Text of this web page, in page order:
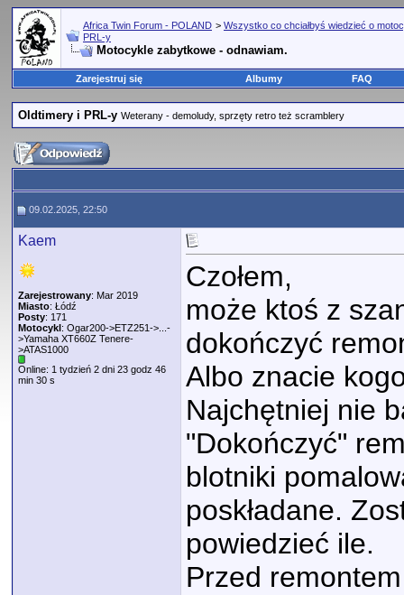
Africa Twin Forum - POLAND > Wszystko co chciałbyś wiedzieć o
PRL-y
Motocykle zabytkowe - odnawiam.
Zarejestruj się Albumy FAQ
Oldtimery i PRL-y Weterany - demoludy, sprzęty retro też scramblery
09.02.2025, 22:50
Kaem
Zarejestrowany: Mar 2019
Miasto: Łódź
Posty: 171
Motocykl: Ogar200->ETZ251->...-
>Yamaha XT660Z Tenere-
>ATAS1000
Online: 1 tydzień 2 dni 23 godz 46
min 30 s
Czołem,
może ktoś z
dokończyć
Albo znacie
Najchętniej nie
"Dokończyć"
blotniki
poskładane.
powiedzieć ile.
Przed